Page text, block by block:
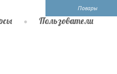
Повары
Пользователи